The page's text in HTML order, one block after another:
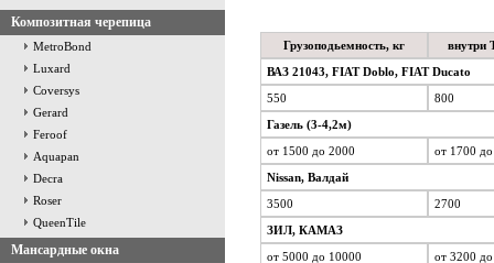
Композитная черепица
MetroBond
Luxard
Coversys
Gerard
Feroof
Aquapan
Decra
Roser
QueenTile
Мансардные окна
Грузоподьемность, кг
внутри
ВАЗ 21043, FIAT Doblo, FIAT Ducato
550
800
Газель (3-4,2м)
от 1500 до 2000
от 1700
Nissan, Валдай
3500
2700
ЗИЛ, КАМАЗ
от 5000 до 10000
от 3200